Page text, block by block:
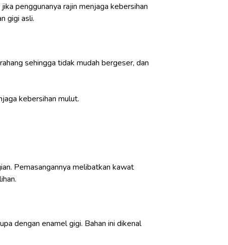
penggunanya rajin menjaga kebersihan
gigi asli.
sehingga tidak mudah bergeser, dan
kebersihan mulut.
Pemasangannya melibatkan kawat
dengan enamel gigi. Bahan ini dikenal